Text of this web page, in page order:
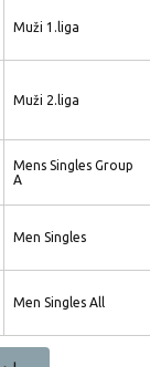
Muži 1.liga
Muži 2.liga
Mens Singles Group
A
Men Singles
Men Singles All